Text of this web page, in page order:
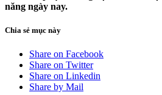
năng ngày nay.
Chia sẻ mục này
Share on Facebook
Share on Twitter
Share on Linkedin
Share by Mail